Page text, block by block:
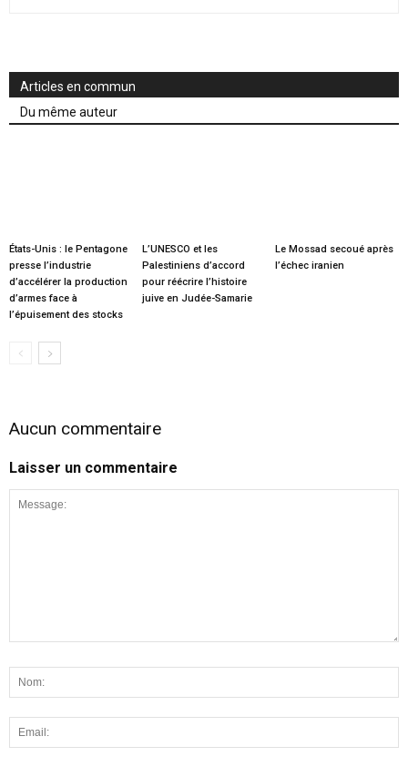
Articles en commun
Du même auteur
États-Unis : le Pentagone
presse l’industrie
d’accélérer la production
d’armes face à
l’épuisement des stocks
L’UNESCO et les
Palestiniens d’accord
pour réécrire l’histoire
juive en Judée-Samarie
Le Mossad secoué après
l’échec iranien
Aucun commentaire
Laisser un commentaire